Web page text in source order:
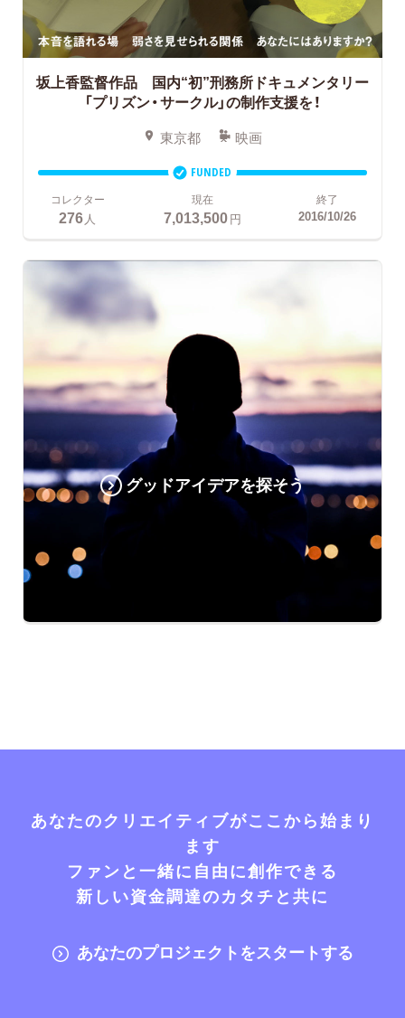
坂上香監督作品 国内“初”刑務所ドキュメンタリー
「プリズン・サークル」の制作支援を！
東京都 映画
FUNDED
コレクター
276 人
現在
7,013,500円
終了
2016/10/26
グッドアイデアを探そう
あなたのクリエイティブがここから始まり
ます
ファンと一緒に自由に創作できる
新しい資金調達のカタチと共に
あなたのプロジェクトをスタートする